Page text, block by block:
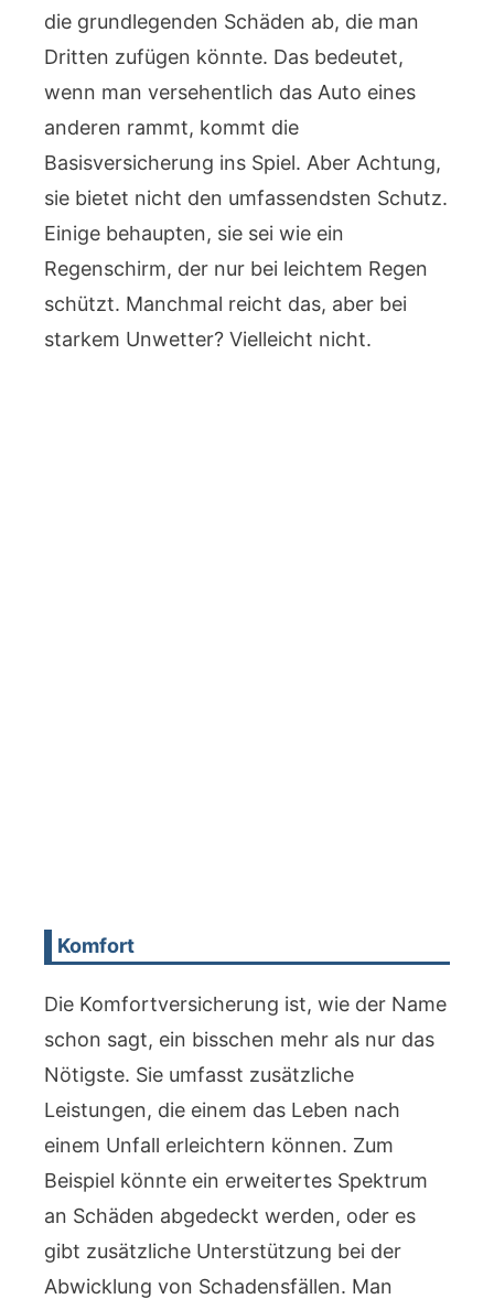
die grundlegenden Schäden ab, die man
Dritten zufügen könnte. Das bedeutet,
wenn man versehentlich das Auto eines
anderen rammt, kommt die
Basisversicherung ins Spiel. Aber Achtung,
sie bietet nicht den umfassendsten Schutz.
Einige behaupten, sie sei wie ein
Regenschirm, der nur bei leichtem Regen
schützt. Manchmal reicht das, aber bei
starkem Unwetter? Vielleicht nicht.
Komfort
Die Komfortversicherung ist, wie der Name
schon sagt, ein bisschen mehr als nur das
Nötigste. Sie umfasst zusätzliche
Leistungen, die einem das Leben nach
einem Unfall erleichtern können. Zum
Beispiel könnte ein erweitertes Spektrum
an Schäden abgedeckt werden, oder es
gibt zusätzliche Unterstützung bei der
Abwicklung von Schadensfällen. Man